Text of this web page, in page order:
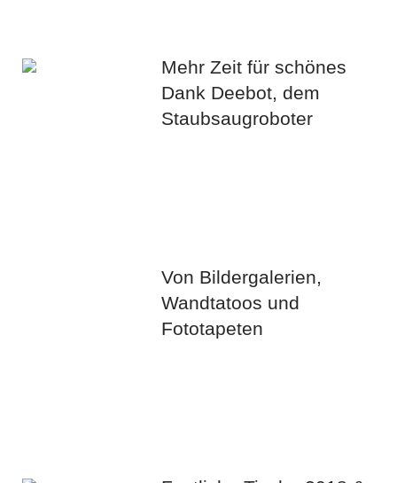
Mehr Zeit für schönes
Dank Deebot, dem
Staubsaugroboter
Von Bildergalerien,
Wandtatoos und
Fototapeten